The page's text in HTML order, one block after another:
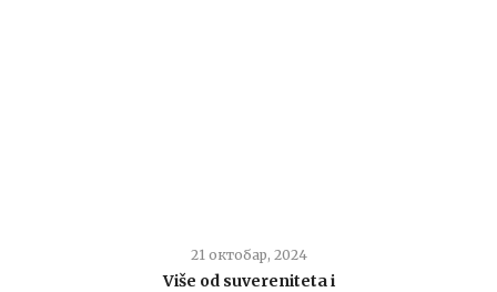
21 октобар, 2024
Više od suvereniteta i